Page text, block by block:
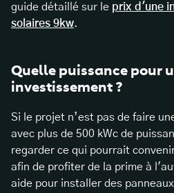
guide détaillé sur le prix d'une
solaires 9kw.
Quelle puissance pour
investissement ?
Si le projet n’est pas de faire
avec plus de 500 kWc de
regarder ce qui pourrait
afin de profiter de la prime à
aide pour installer des